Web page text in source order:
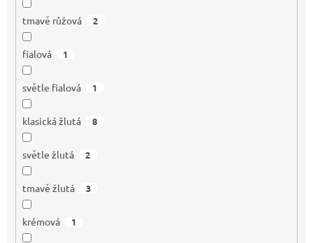
tmavě růžová 2
fialová 1
světle fialová 1
klasická žlutá 8
světle žlutá 2
tmavě žlutá 3
krémová 1